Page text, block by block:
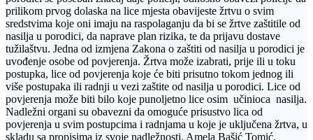
prilikom prvog dolaska na lice mjesta obavijeste žrtvu o svim
sredstvima koje oni imaju na raspolaganju da bi se žrtve zaštitile od
nasilja u porodici, da naprave plan rizika, te da prijavu dostave
tužilaštvu. Jedna od izmjena Zakona o zaštiti od nasilja u porodici je
uvođenje osobe od povjerenja. Žrtva može izabrati, prije ili u toku
postupka, lice od povjerenja koje će biti prisutno tokom jednog ili
više postupaka ili radnji u vezi zaštite od nasilja u porodici. Lice od
povjerenja može biti bilo koje punoljetno lice osim učinioca nasilja.
Nadležni organi su obavezni da omoguće prisustvo lica od
povjerenja u svim postupcima i radnjama u koje je uključena žrtva, u
skladu sa propisima iz svoje nadležnosti. Amela Bašić Tomić,